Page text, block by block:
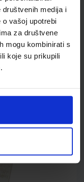
medija i
vašoj upotrebi
za društvene
mogu kombinirati s
koje su prikupili
diktando 17x24
listova, 70 gr papir